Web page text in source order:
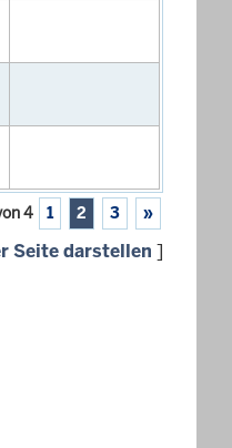
4 1 2 3 »
Seite darstellen ]